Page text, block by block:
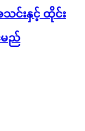
င်းနှင့် ထိုင်း
ည်